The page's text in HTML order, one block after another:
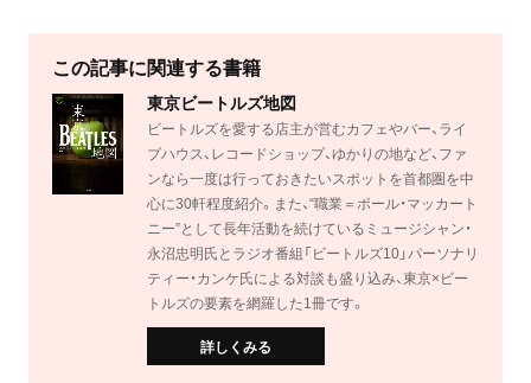
この記事に関連する書籍
東京ビートルズ地図
ビートルズを愛する店主が営むカフェやバー、ライ
ブハウス、レコードショップ、ゆかりの地など、ファ
ンなら一度は行っておきたいスポットを首都圏を中
心に30軒程度紹介。また、“職業＝ポール・マッカート
ニー”として長年活動を続けているミュージシャン・
永沼忠明氏とラジオ番組「ビートルズ10」パーソナリ
ティー・カンケ氏による対談も盛り込み、東京×ビー
トルズの要素を網羅した1冊です。
詳しくみる